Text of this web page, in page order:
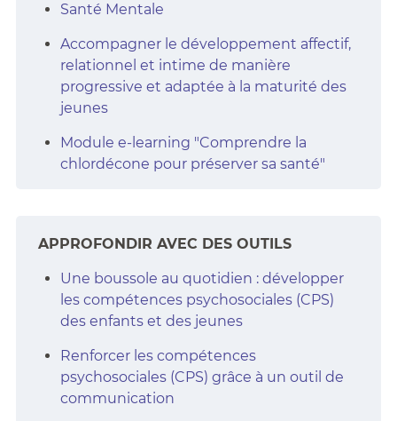
Santé Mentale
Accompagner le développement affectif,
relationnel et intime de manière
progressive et adaptée à la maturité des
jeunes
Module e-learning "Comprendre la
chlordécone pour préserver sa santé"
APPROFONDIR AVEC DES OUTILS
Une boussole au quotidien : développer
les compétences psychosociales (CPS)
des enfants et des jeunes
Renforcer les compétences
psychosociales (CPS) grâce à un outil de
communication